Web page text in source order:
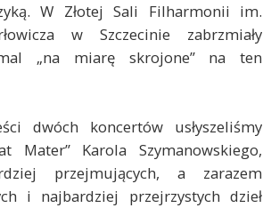
W Złotej Sali Filharmonii im.
w Szczecinie zabrzmiały
„na miarę skrojone” na ten
dwóch koncertów usłyszeliśmy
Mater” Karola Szymanowskiego,
przejmujących, a zarazem
i najbardziej przejrzystych dzieł